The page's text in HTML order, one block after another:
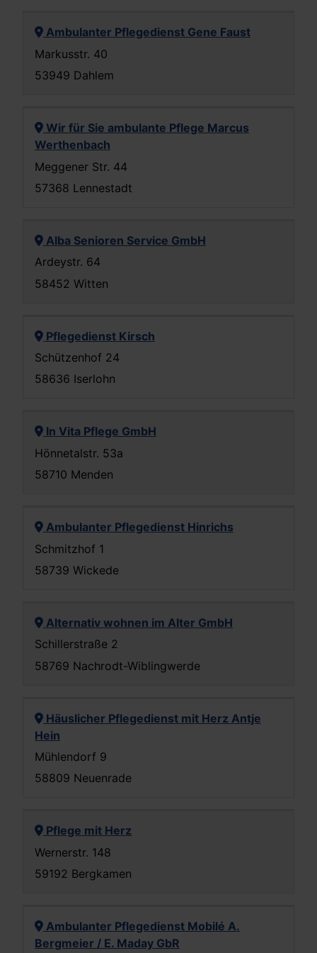
Ambulanter Pflegedienst Gene Faust
Markusstr. 40
53949 Dahlem
Wir für Sie ambulante Pflege Marcus
Werthenbach
Meggener Str. 44
57368 Lennestadt
Alba Senioren Service GmbH
Ardeystr. 64
58452 Witten
Pflegedienst Kirsch
Schützenhof 24
58636 Iserlohn
In Vita Pflege GmbH
Hönnetalstr. 53a
58710 Menden
Ambulanter Pflegedienst Hinrichs
Schmitzhof 1
58739 Wickede
Alternativ wohnen im Alter GmbH
Schillerstraße 2
58769 Nachrodt-Wiblingwerde
Häuslicher Pflegedienst mit Herz Antje
Hein
Mühlendorf 9
58809 Neuenrade
Pflege mit Herz
Wernerstr. 148
59192 Bergkamen
Ambulanter Pflegedienst Mobilé A.
Bergmeier / E. Maday GbR